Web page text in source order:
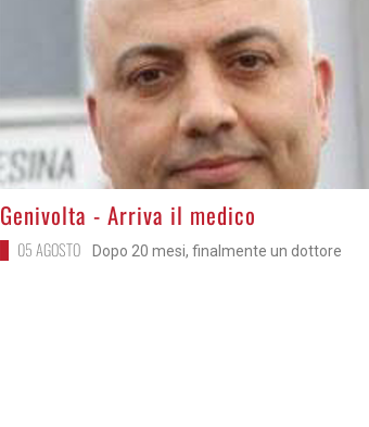
>
Genivolta - Arriva il medico
05 AGOSTO Dopo 20 mesi, finalmente un dottore